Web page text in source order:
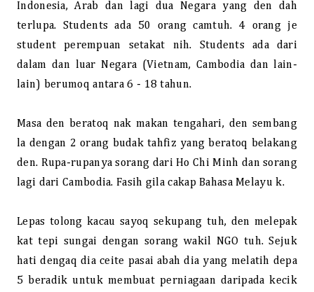
Indonesia, Arab dan lagi dua Negara yang den dah
terlupa. Students ada 50 orang camtuh. 4 orang je
student perempuan setakat nih. Students ada dari
dalam dan luar Negara (Vietnam, Cambodia dan lain-
lain) berumoq antara 6 - 18 tahun.
Masa den beratoq nak makan tengahari, den sembang
la dengan 2 orang budak tahfiz yang beratoq belakang
den. Rupa-rupanya sorang dari Ho Chi Minh dan sorang
lagi dari Cambodia. Fasih gila cakap Bahasa Melayu k.
Lepas tolong kacau sayoq sekupang tuh, den melepak
kat tepi sungai dengan sorang wakil NGO tuh. Sejuk
hati dengaq dia ceite pasai abah dia yang melatih depa
5 beradik untuk membuat perniagaan daripada kecik